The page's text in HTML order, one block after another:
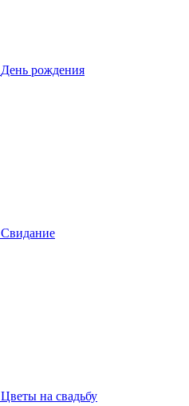
День рождения
Свидание
Цветы на свадьбу